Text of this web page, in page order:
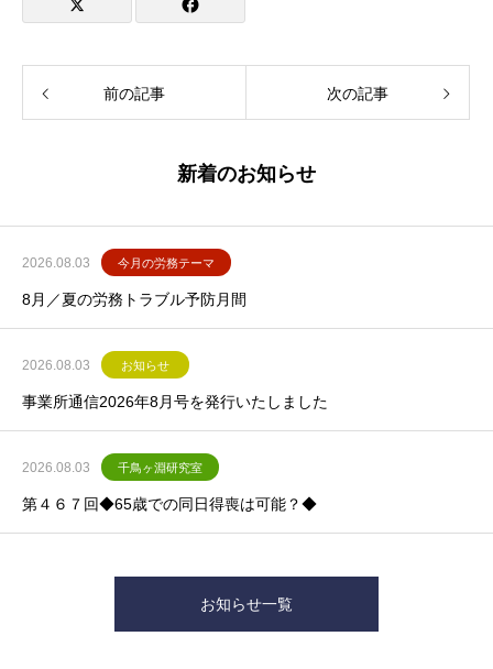
前の記事 次の記事
新着のお知らせ
2026.08.03 今月の労務テーマ
8月／夏の労務トラブル予防月間
2026.08.03 お知らせ
事業所通信2026年8月号を発行いたしました
2026.08.03 千鳥ヶ淵研究室
第４６７回◆65歳での同日得喪は可能？◆
お知らせ一覧